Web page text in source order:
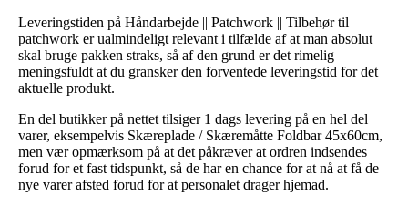
Leveringstiden på Håndarbejde || Patchwork || Tilbehør til
patchwork er ualmindeligt relevant i tilfælde af at man absolut
skal bruge pakken straks, så af den grund er det rimelig
meningsfuldt at du gransker den forventede leveringstid for det
aktuelle produkt.
En del butikker på nettet tilsiger 1 dags levering på en hel del
varer, eksempelvis Skæreplade / Skæremåtte Foldbar 45x60cm,
men vær opmærksom på at det påkræver at ordren indsendes
forud for et fast tidspunkt, så de har en chance for at nå at få de
nye varer afsted forud for at personalet drager hjemad.